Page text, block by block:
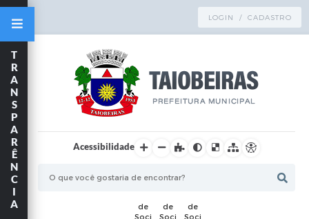
LOGIN / CADASTRO
Acessibilidade
T
R
A
N
S
P
A
R
Ê
N
C
I
A